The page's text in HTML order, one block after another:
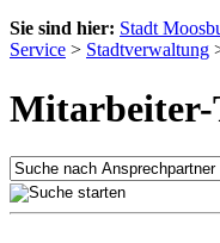
Sie sind hier: Stadt
Service > Stadtverwaltung
Mitarbeiter-